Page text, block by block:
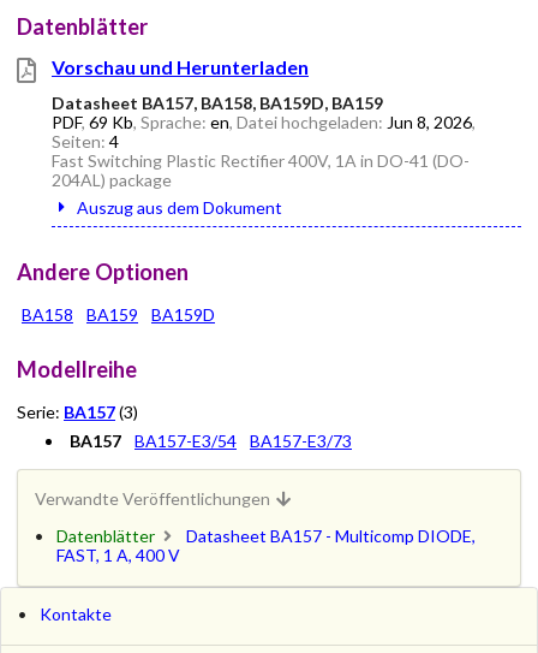
Datenblätter
Vorschau und Herunterladen
Datasheet BA157, BA158, BA159D, BA159
PDF, 69 Kb, Sprache: en, Datei hochgeladen: Jun 8, 2026,
Seiten: 4
Fast Switching Plastic Rectifier 400V, 1A in DO-41 (DO-
204AL) package
Auszug aus dem Dokument
Andere Optionen
BA158 BA159 BA159D
Modellreihe
Serie: BA157(3)
BA157
BA157-E3/54 BA157-E3/73
Verwandte Veröffentlichungen
Datenblätter
Datasheet BA157 - Multicomp DIODE,
FAST, 1 A, 400 V
Kontakte